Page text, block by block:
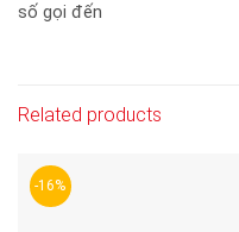
số gọi đến
Related products
-16%